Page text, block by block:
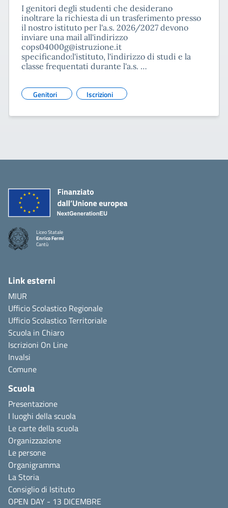
I genitori degli studenti che desiderano
inoltrare la richiesta di un trasferimento presso
il nostro istituto per l'a.s. 2026/2027 devono
inviare una mail all'indirizzo
cops04000g@istruzione.it
specificando:l'istituto, l'indirizzo di studi e la
classe frequentati durante l'a.s. …
Genitori Iscrizioni
Liceo Statale
Enrico Fermi
Cantù
Link esterni
MIUR
Ufficio Scolastico Regionale
Ufficio Scolastico Territoriale
Scuola in Chiaro
Iscrizioni On Line
Invalsi
Comune
Scuola
Presentazione
I luoghi della scuola
Le carte della scuola
Organizzazione
Le persone
Organigramma
La Storia
Consiglio di Istituto
OPEN DAY - 13 DICEMBRE